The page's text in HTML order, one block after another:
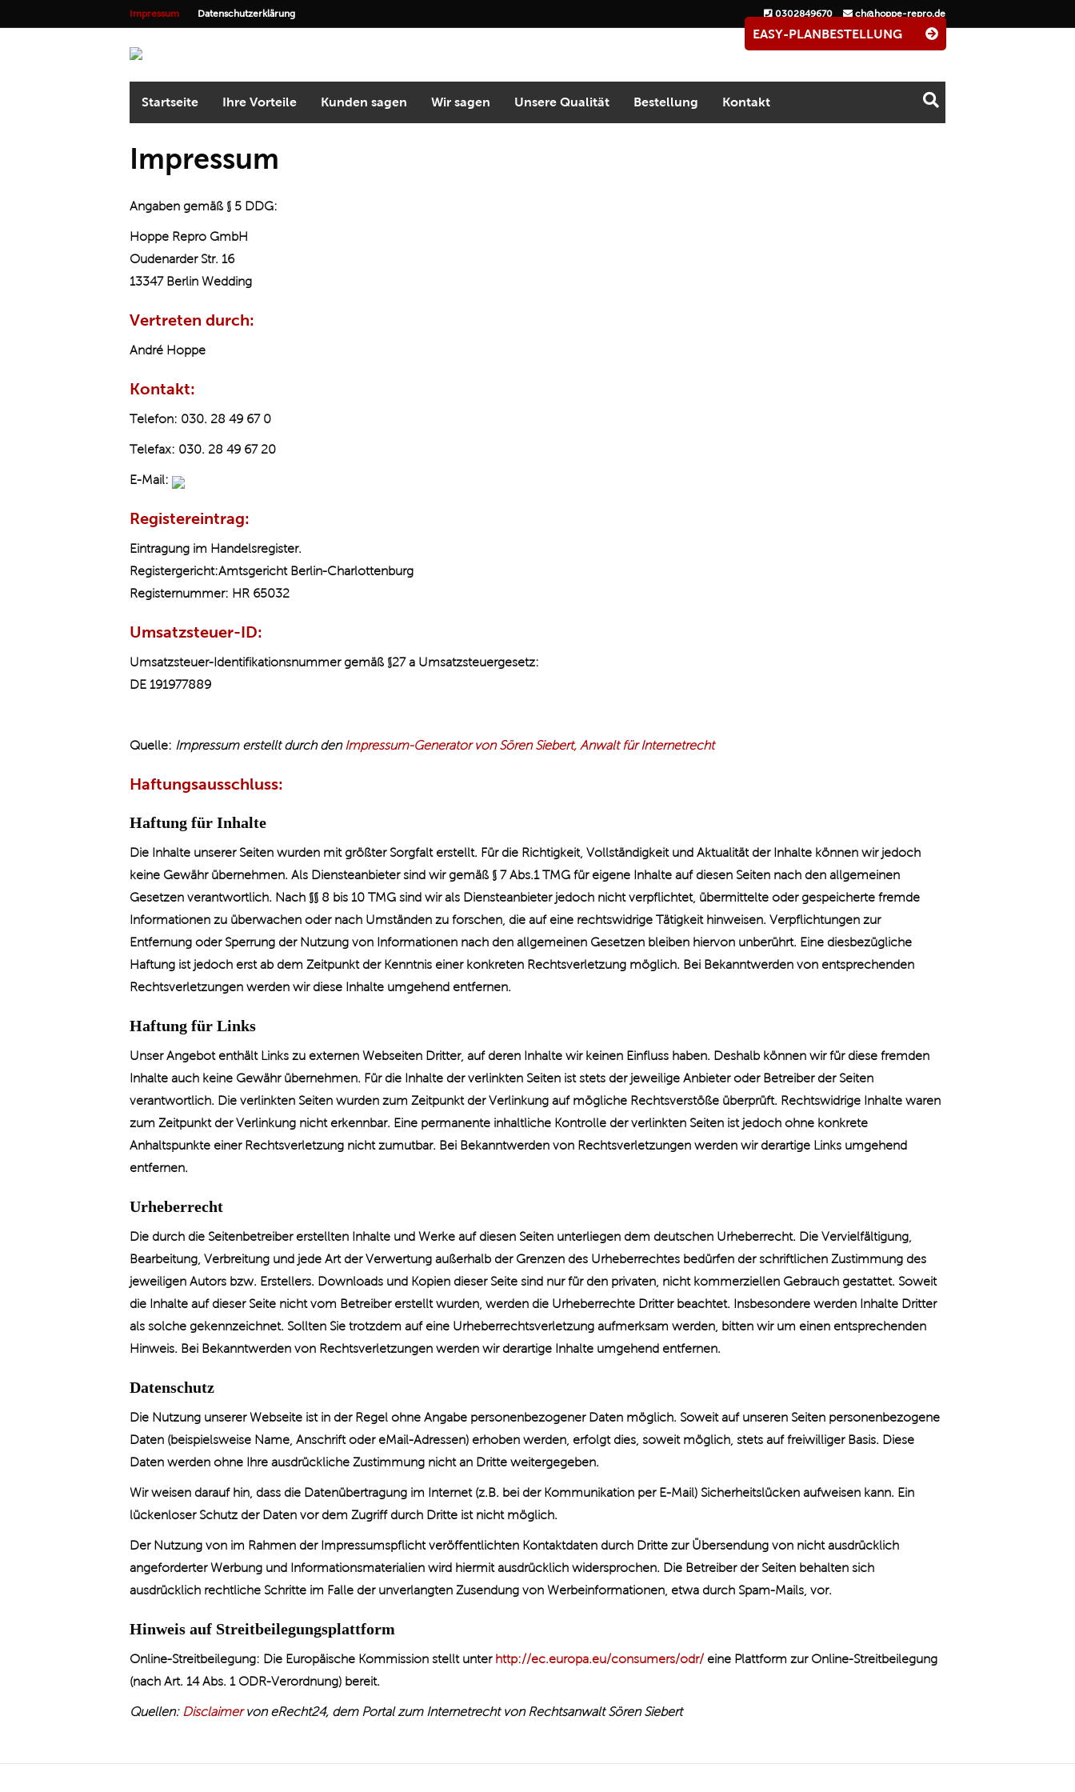
Impressum Datenschutzerklärung 0302849670 ch@hoppe-repro.de
EASY-PLANBESTELLUNG
Startseite Ihre Vorteile Kunden sagen Wir sagen Unsere Qualität Bestellung Kontakt
Impressum
Angaben gemäß § 5 DDG:
Hoppe Repro GmbH
Oudenarder Str. 16
13347 Berlin Wedding
Vertreten durch:
André Hoppe
Kontakt:
Telefon: 030. 28 49 67 0
Telefax: 030. 28 49 67 20
E-Mail:
Registereintrag:
Eintragung im Handelsregister.
Registergericht:Amtsgericht Berlin-Charlottenburg
Registernummer: HR 65032
Umsatzsteuer-ID:
Umsatzsteuer-Identifikationsnummer gemäß §27 a Umsatzsteuergesetz:
DE 191977889
Quelle: Impressum erstellt durch den Impressum-Generator von Sören Siebert, Anwalt für Internetrecht
Haftungsausschluss:
Haftung für Inhalte
Die Inhalte unserer Seiten wurden mit größter Sorgfalt erstellt. Für die Richtigkeit, Vollständigkeit und Aktualität der Inhalte können wir jedoch
keine Gewähr übernehmen. Als Diensteanbieter sind wir gemäß § 7 Abs.1 TMG für eigene Inhalte auf diesen Seiten nach den allgemeinen
Gesetzen verantwortlich. Nach §§ 8 bis 10 TMG sind wir als Diensteanbieter jedoch nicht verpflichtet, übermittelte oder gespeicherte fremde
Informationen zu überwachen oder nach Umständen zu forschen, die auf eine rechtswidrige Tätigkeit hinweisen. Verpflichtungen zur
Entfernung oder Sperrung der Nutzung von Informationen nach den allgemeinen Gesetzen bleiben hiervon unberührt. Eine diesbezügliche
Haftung ist jedoch erst ab dem Zeitpunkt der Kenntnis einer konkreten Rechtsverletzung möglich. Bei Bekanntwerden von entsprechenden
Rechtsverletzungen werden wir diese Inhalte umgehend entfernen.
Haftung für Links
Unser Angebot enthält Links zu externen Webseiten Dritter, auf deren Inhalte wir keinen Einfluss haben. Deshalb können wir für diese fremden
Inhalte auch keine Gewähr übernehmen. Für die Inhalte der verlinkten Seiten ist stets der jeweilige Anbieter oder Betreiber der Seiten
verantwortlich. Die verlinkten Seiten wurden zum Zeitpunkt der Verlinkung auf mögliche Rechtsverstöße überprüft. Rechtswidrige Inhalte waren
zum Zeitpunkt der Verlinkung nicht erkennbar. Eine permanente inhaltliche Kontrolle der verlinkten Seiten ist jedoch ohne konkrete
Anhaltspunkte einer Rechtsverletzung nicht zumutbar. Bei Bekanntwerden von Rechtsverletzungen werden wir derartige Links umgehend
entfernen.
Urheberrecht
Die durch die Seitenbetreiber erstellten Inhalte und Werke auf diesen Seiten unterliegen dem deutschen Urheberrecht. Die Vervielfältigung,
Bearbeitung, Verbreitung und jede Art der Verwertung außerhalb der Grenzen des Urheberrechtes bedürfen der schriftlichen Zustimmung des
jeweiligen Autors bzw. Erstellers. Downloads und Kopien dieser Seite sind nur für den privaten, nicht kommerziellen Gebrauch gestattet. Soweit
die Inhalte auf dieser Seite nicht vom Betreiber erstellt wurden, werden die Urheberrechte Dritter beachtet. Insbesondere werden Inhalte Dritter
als solche gekennzeichnet. Sollten Sie trotzdem auf eine Urheberrechtsverletzung aufmerksam werden, bitten wir um einen entsprechenden
Hinweis. Bei Bekanntwerden von Rechtsverletzungen werden wir derartige Inhalte umgehend entfernen.
Datenschutz
Die Nutzung unserer Webseite ist in der Regel ohne Angabe personenbezogener Daten möglich. Soweit auf unseren Seiten personenbezogene
Daten (beispielsweise Name, Anschrift oder eMail-Adressen) erhoben werden, erfolgt dies, soweit möglich, stets auf freiwilliger Basis. Diese
Daten werden ohne Ihre ausdrückliche Zustimmung nicht an Dritte weitergegeben.
Wir weisen darauf hin, dass die Datenübertragung im Internet (z.B. bei der Kommunikation per E-Mail) Sicherheitslücken aufweisen kann. Ein
lückenloser Schutz der Daten vor dem Zugriff durch Dritte ist nicht möglich.
Der Nutzung von im Rahmen der Impressumspflicht veröffentlichten Kontaktdaten durch Dritte zur Übersendung von nicht ausdrücklich
angeforderter Werbung und Informationsmaterialien wird hiermit ausdrücklich widersprochen. Die Betreiber der Seiten behalten sich
ausdrücklich rechtliche Schritte im Falle der unverlangten Zusendung von Werbeinformationen, etwa durch Spam-Mails, vor.
Hinweis auf Streitbeilegungsplattform
Online-Streitbeilegung: Die Europäische Kommission stellt unter http://ec.europa.eu/consumers/odr/ eine Plattform zur Online-Streitbeilegung
(nach Art. 14 Abs. 1 ODR-Verordnung) bereit.
Quellen: Disclaimervon eRecht24, dem Portal zum Internetrecht von Rechtsanwalt Sören Siebert